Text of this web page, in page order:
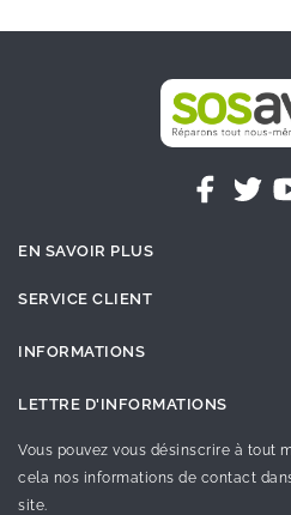
EN SAVOIR PLUS
SERVICE CLIENT
INFORMATIONS
LETTRE D'INFORMATIONS
Vous pouvez vous désinscrire à tout
cela nos informations de contact
site.